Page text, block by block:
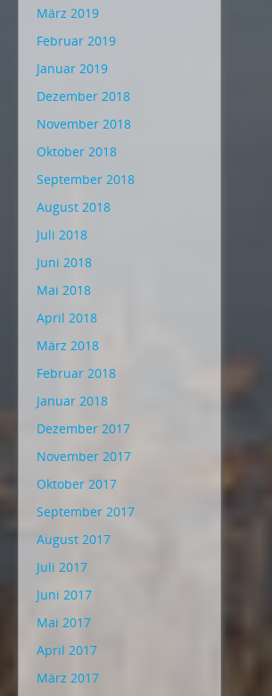
März 2019
Februar 2019
Januar 2019
Dezember 2018
November 2018
Oktober 2018
September 2018
August 2018
Juli 2018
Juni 2018
Mai 2018
April 2018
März 2018
Februar 2018
Januar 2018
Dezember 2017
November 2017
Oktober 2017
September 2017
August 2017
Juli 2017
Juni 2017
Mai 2017
April 2017
März 2017